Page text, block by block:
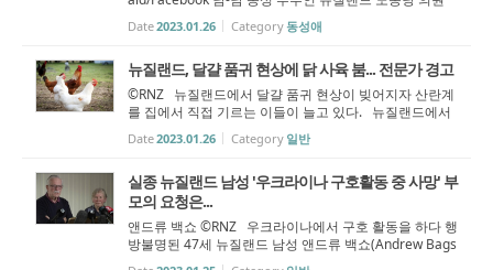
타마티 코피(Tamati Coffey)가 대리모를 통해 두 번째 딸
을 출산했다고 밝혔다. 로토루아에 기반을 둔 국회의원이
Date2023.01.26 Category동성애
뉴질랜드, 달걀 품귀 현상에 닭 사육 붐... 전문가 경고
©RNZ 뉴질랜드에서 달걀 품귀 현상이 빚어지자 산란계
를 집에서 직접 기르는 이들이 늘고 있다. 뉴질랜드에서
달걀 공급 대란이 벌어진 것은 올해 1월 1일부터 닭을 좁
은 쇠철창, 이른바 '배터리 케이지'에서 키우지 못하게 농
Date2023.01.26 Category 일반
실종 뉴질랜드 남성 '우크라이나 구호활동 중 사망' 부
모의 요청은...
앤드류 백쇼 ©RNZ 우크라이나에서 구호 활동을 하다 행
방불명된 47세 뉴질랜드 남성 앤드류 백쇼(Andrew Bags
haw)가 결국 사망한 것으로 확인됐다. 그는 러시아의 침